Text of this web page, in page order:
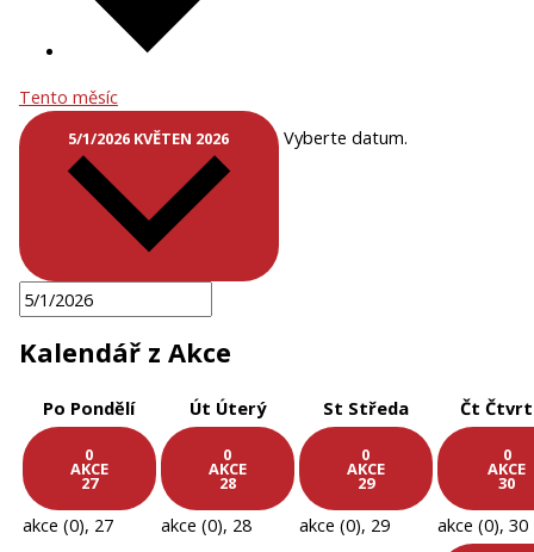
Tento měsíc
5/1/2026 KVĚTEN 2026 Vyberte datum.
Kalendář z Akce
Po Pondělí Út Úterý St Středa Čt
0
AKCE
27
akce (0), 27
0
AKCE
28
akce (0), 28
0
AKCE
29
akce (0), 29
0
AKCE
30
akce (0), 30